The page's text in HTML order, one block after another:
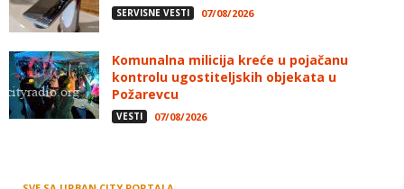
SERVISNE VESTI 07/08/2026
Komunalna milicija kreće u pojačanu
kontrolu ugostiteljskih objekata u
Požarevcu
VESTI 07/08/2026